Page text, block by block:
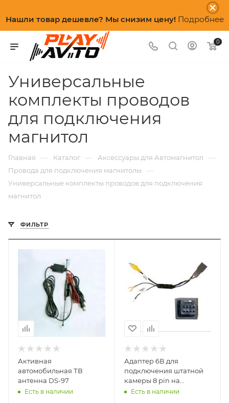
Нашли товар дешевле? Мы снизим цену! Подробнее
0
Универсальные
комплекты проводов
для подключения
магнитол
Главная — Каталог — Аксессуары для Автомагнитол —
Провода для подключения магнитолы —
Универсальные комплекты проводов для подключения
магнитол
ФИЛЬТР
Активная
автомобильная ТВ
антенна DS-97
Есть в наличии
Адаптер 6В для
подключения штатной
камеры 8 pin на
японских автомобилях
Есть в наличии